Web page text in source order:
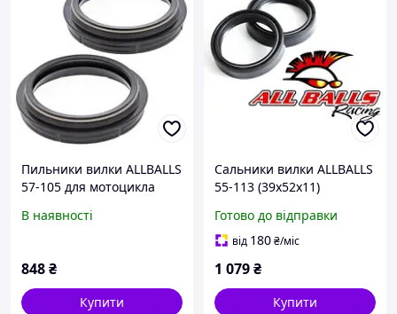
Пильники вилки ALLBALLS
57-105 для мотоцикла
YAMAHA | HONDA |
В наявності
848₴
Купити
Сальники вилки ALLBALLS
55-113 (39х52х11)
Готово до відправки
від 180₴/міс
1 079₴
Купити